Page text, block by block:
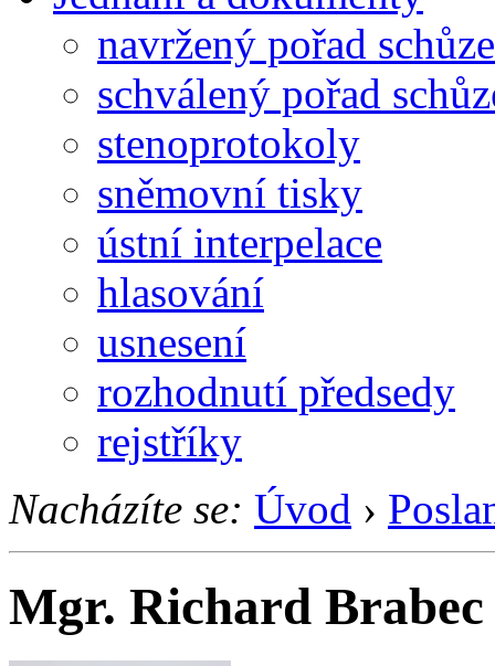
navržený pořad schůze
schválený pořad
stenoprotokoly
sněmovní tisky
ústní interpelace
hlasování
usnesení
rozhodnutí předsedy
rejstříky
Nacházíte se: Úvod ›
Mgr. Richard Brabec